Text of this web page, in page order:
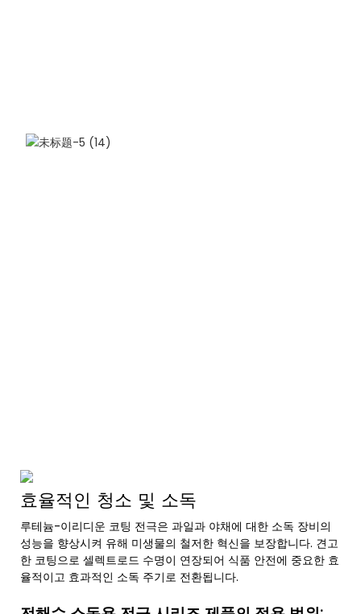
효율적인 청소 및 소독
루테늄-이리디운 코팅 전극은 과일과 야채에 대한 소독 장비의
성능을 향상시켜 유해 미생물의 철저한 혁신을 보장합니다. 견고
한 코팅으로 셀렉트로드 수명이 연장되어 식품 안전에 중요한 효
율적이고 효과적인 소독 주기로 전환됩니다.